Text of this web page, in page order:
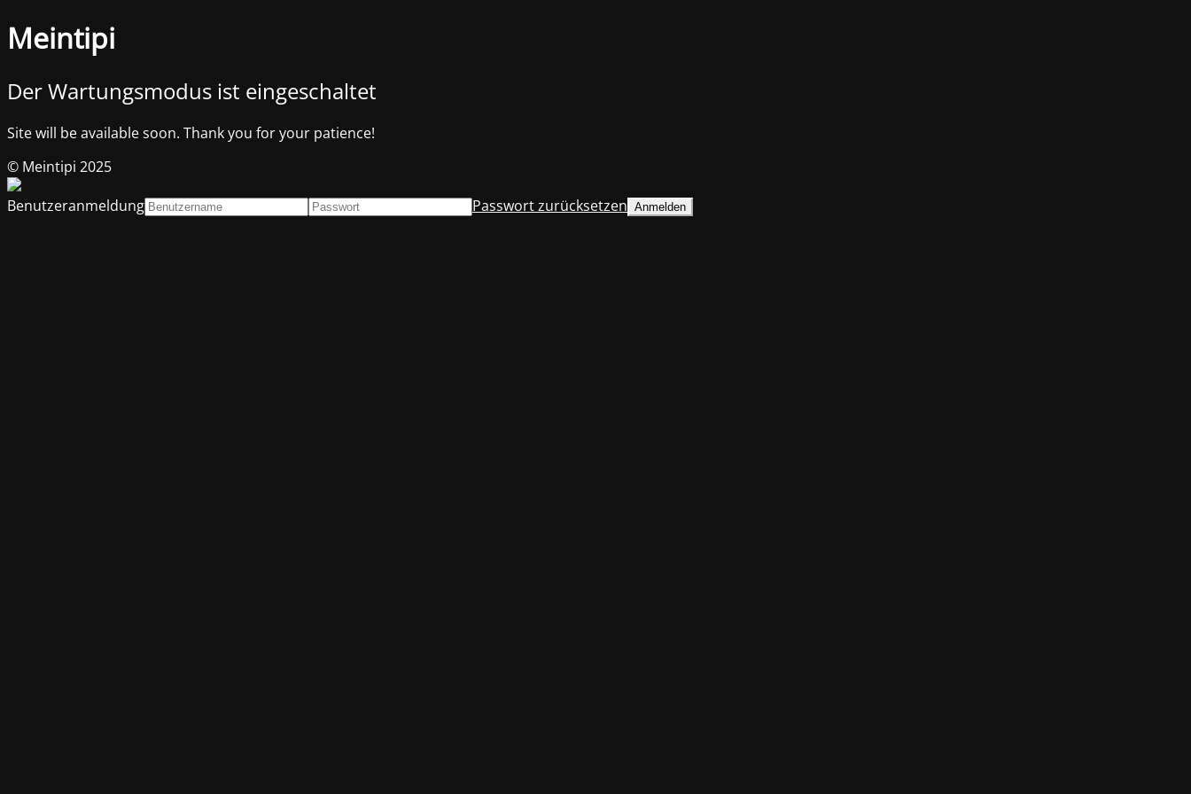
Meintipi
Der Wartungsmodus ist eingeschaltet
Site will be available soon. Thank you for your patience!
© Meintipi 2025
Benutzeranmeldung
Passwort zurücksetzen